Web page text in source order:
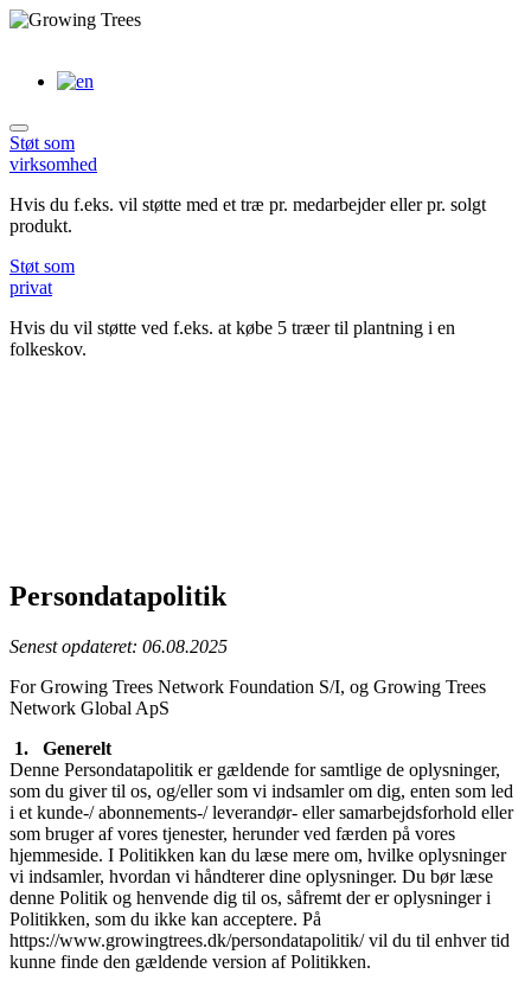
Skip
Støt som
virksomhed
Hvis du f.eks. vil støtte med et træ pr. medarbejder eller pr. solgt
produkt.
Støt som
privat
Hvis du vil støtte ved f.eks. at købe 5 træer til plantning i en
folkeskov.
Persondatapolitik
Senest opdateret: 06.08.2025
For Growing Trees Network Foundation S/I, og Growing Trees
Network Global ApS
1. Generelt
Denne Persondatapolitik er gældende for samtlige de oplysninger,
som du giver til os, og/eller som vi indsamler om dig, enten som led
i et kunde-/ abonnements-/ leverandør- eller samarbejdsforhold eller
som bruger af vores tjenester, herunder ved færden på vores
hjemmeside. I Politikken kan du læse mere om, hvilke oplysninger
vi indsamler, hvordan vi håndterer dine oplysninger. Du bør læse
denne Politik og henvende dig til os, såfremt der er oplysninger i
Politikken, som du ikke kan acceptere. På
https://www.growingtrees.dk/persondatapolitik/ vil du til enhver tid
kunne finde den gældende version af Politikken.